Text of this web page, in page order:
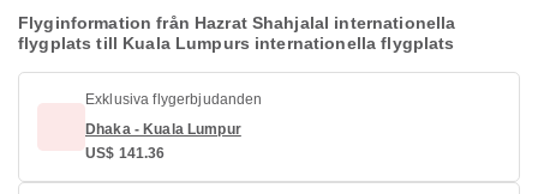
Flyginformation från Hazrat Shahjalal internationella
flygplats till Kuala Lumpurs internationella flygplats
Exklusiva flygerbjudanden
Dhaka - Kuala Lumpur
US$ 141.36